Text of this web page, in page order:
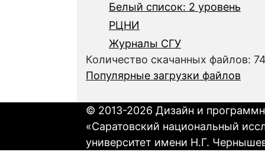
Белый список: 2 уровень
РЦНИ
Журналы СГУ
Количество скачанных файлов:
Популярные загрузки файлов
© 2013-2026 Дизайн и
«Саратовский национальный
университет имени Н.Г.